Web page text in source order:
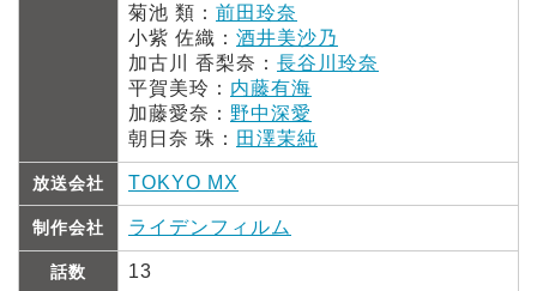
菊池 類： 前田玲奈
小紫 佐織： 酒井美沙乃
加古川 香梨奈： 長谷川玲奈
平賀美玲： 内藤有海
加藤愛奈： 野中深愛
朝日奈 珠： 田澤茉純
放送会社 TOKYO MX
制作会社 ライデンフィルム
話数 13